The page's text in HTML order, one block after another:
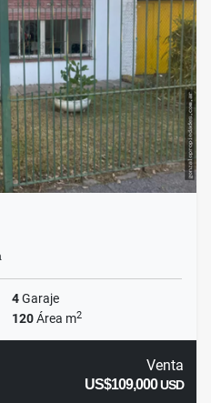
4Garaje
120Área m2
Venta
US$109,000USD